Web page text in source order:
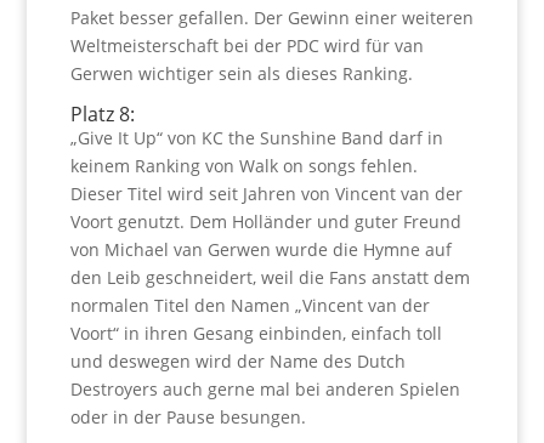
Paket besser gefallen. Der Gewinn einer weiteren
Weltmeisterschaft bei der PDC wird für van
Gerwen wichtiger sein als dieses Ranking.
Platz 8:
„Give It Up“ von KC the Sunshine Band darf in
keinem Ranking von Walk on songs fehlen.
Dieser Titel wird seit Jahren von Vincent van der
Voort genutzt. Dem Holländer und guter Freund
von Michael van Gerwen wurde die Hymne auf
den Leib geschneidert, weil die Fans anstatt dem
normalen Titel den Namen „Vincent van der
Voort“ in ihren Gesang einbinden, einfach toll
und deswegen wird der Name des Dutch
Destroyers auch gerne mal bei anderen Spielen
oder in der Pause besungen.